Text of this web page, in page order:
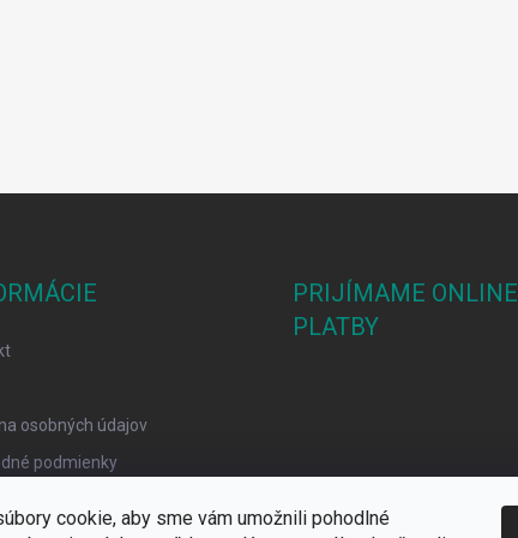
cookie, aby sme vám umožnili pohodlné
osobných údajov
podmienky
PRIJÍMAME ONLINE
PLATBY